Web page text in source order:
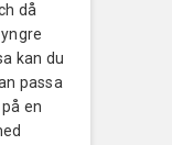
då
kan du
passa
en